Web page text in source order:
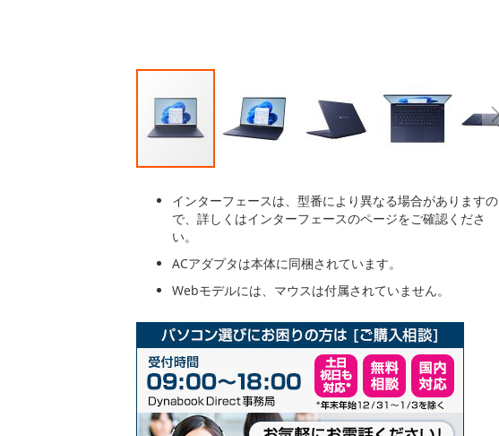
ー
初
に
移
動
インターフェースは、型番により異なる場合がありますの
で、詳しくはインターフェースのページをご確認くださ
い。
ACアダプタは本体に同梱されています。
Webモデルには、マウスは付属されていません。